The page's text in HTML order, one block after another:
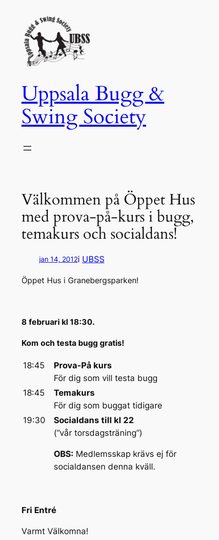
innehåll
Uppsala Bugg &
Swing Society
Välkommen på Öppet Hus
med prova-på-kurs i bugg,
temakurs och socialdans!
jan 14, 2012i UBSS
Öppet Hus i Granebergsparken!
8 februari kl 18:30.
Kom och testa bugg gratis!
18:45
Prova-På kurs
För dig som vill testa bugg
18:45
Temakurs
För dig som buggat tidigare
19:30
Socialdans till kl 22
(”vår torsdagsträning”)
OBS: Medlemsskap krävs ej för
socialdansen denna kväll.
Fri Entré
Varmt Välkomna!